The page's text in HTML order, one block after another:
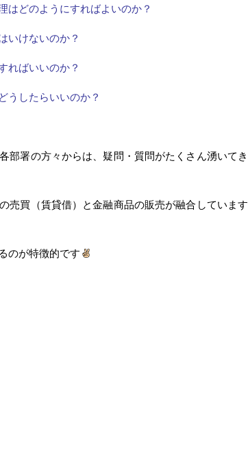
はどのようにすればよいのか？
いけないのか？
ればいいのか？
うしたらいいのか？
部署の方々からは、疑問・質問がたくさん湧いてき
売買（賃貸借）と金融商品の販売が融合しています
のが特徴的です